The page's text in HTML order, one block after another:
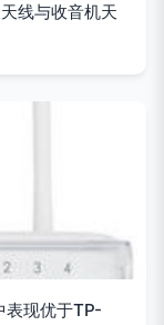
线与收音机天
表现优于TP-